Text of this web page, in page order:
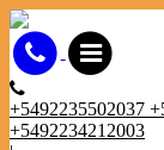
+5492235502037
+5492234212003